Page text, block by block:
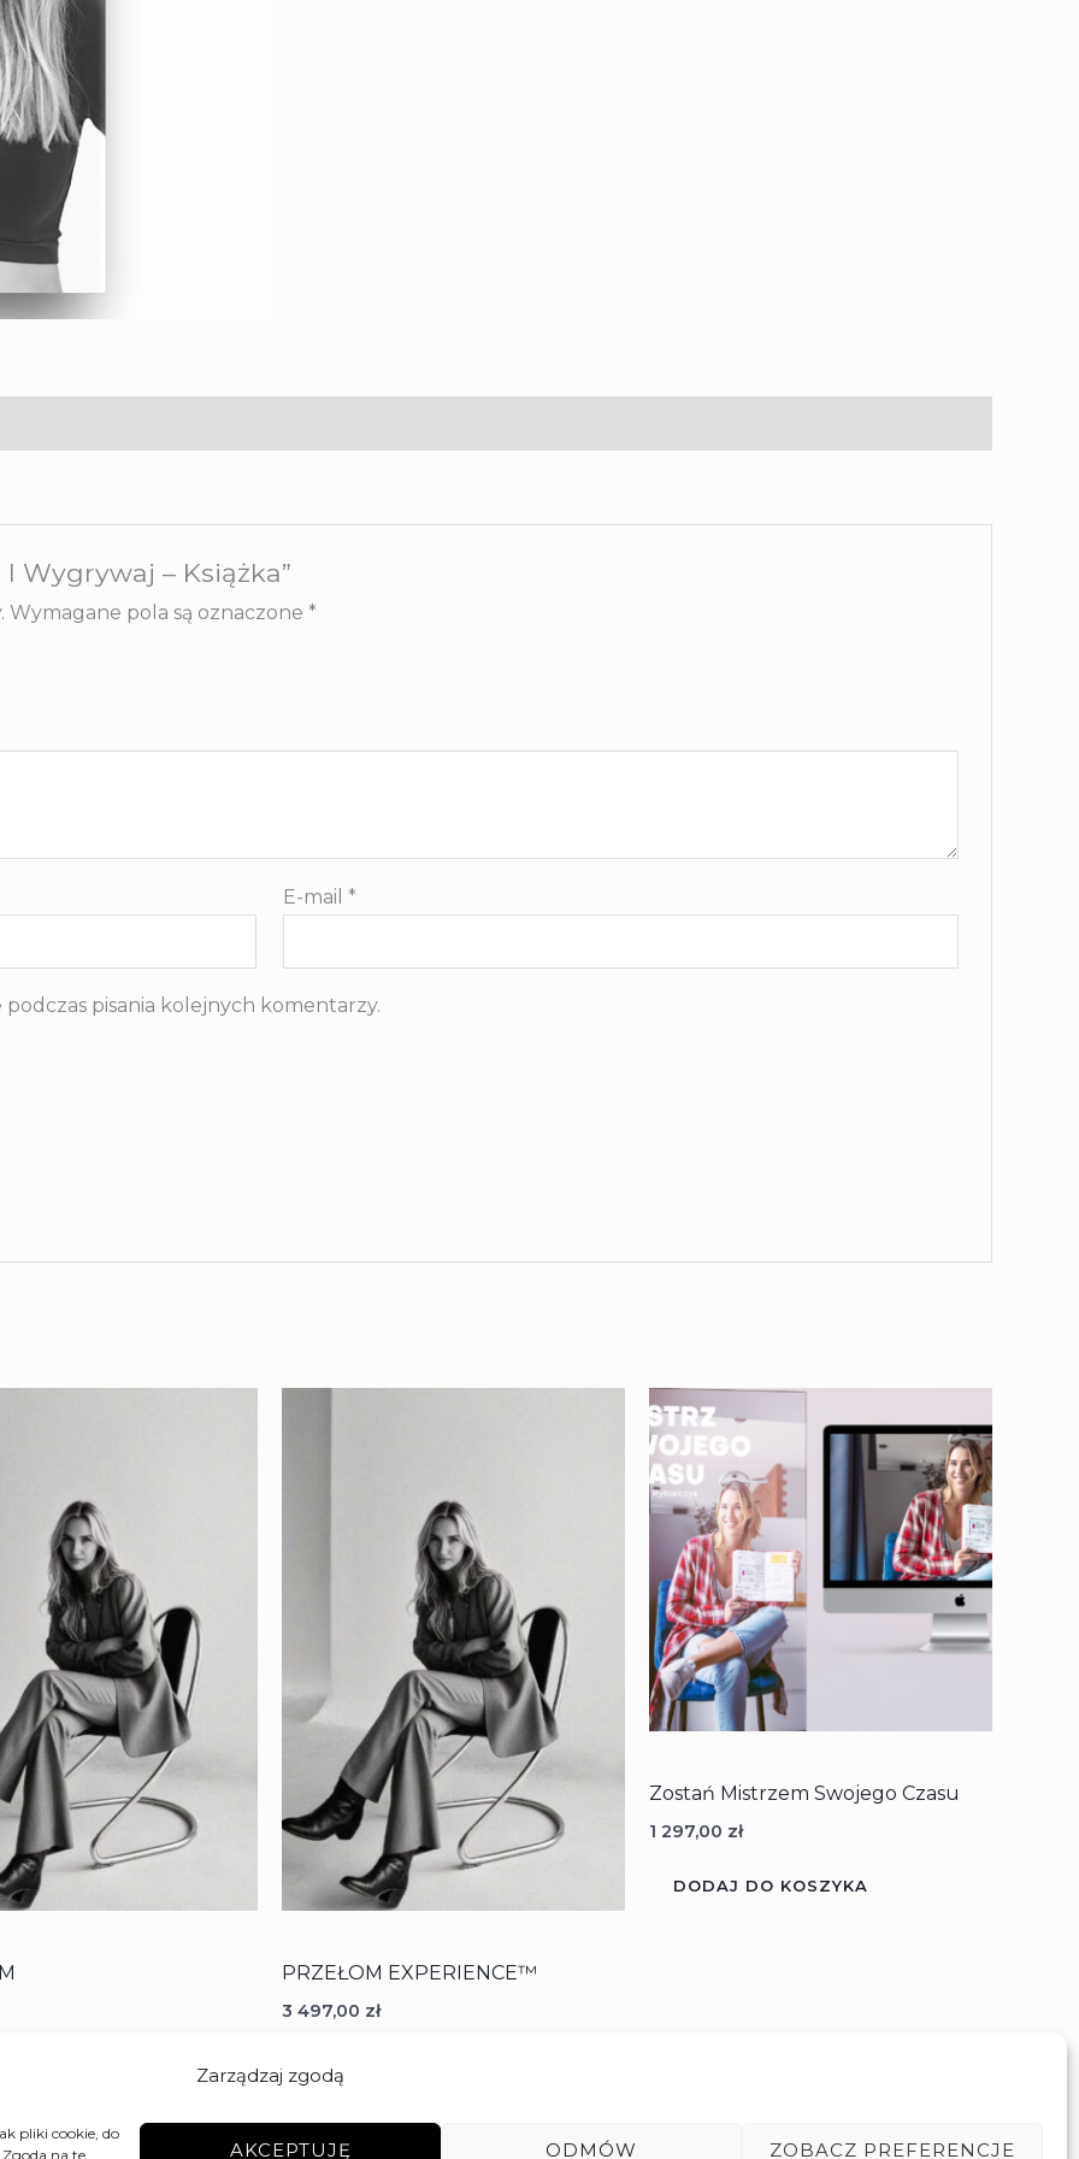
Zarządzaj zgodą
pliki cookie, do
na te
AKCEPTUJĘ ODMÓW ZOBACZ PREFERENCJE
Wygrywaj – Książka”
Wymagane pola są oznaczone *
E-mail*
pisania kolejnych komentarzy.
PRZEŁOM EXPERIENCE™ ️
3 497,00 zł
DODAJ DO KOSZYKA
Zostań Mistrzem Swojego Czasu
1 297,00 zł
DODAJ DO KOSZYKA